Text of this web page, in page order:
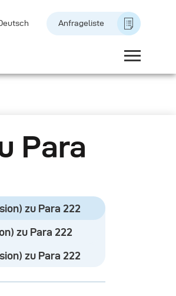
Anfrageliste
Para
zu Para 222
zu Para 222
zu Para 222